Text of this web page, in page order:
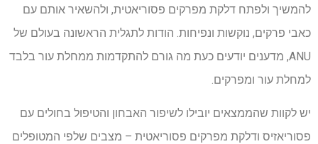
להמשיך ולפתח דלקת מפרקים פסוריאטית, ולהשאיר אותם עם
כאבי פרקים, נוקשות ונפיחות. הודות לתגלית הראשונה בעולם של
ANU, מדענים יודעים כעת מה גורם להתקדמות ממחלת עור בלבד
למחלת עור ומפרקים.
יש לקוות שהממצאים יובילו לשיפור האבחון והטיפול בחולים עם
פסוריאזיס ודלקת מפרקים פסוריאטית – מצבים שלפי המטופלים